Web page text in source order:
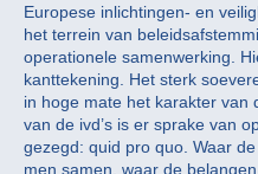
Europese inlichtingen- en
het terrein van
operationele samenwerking.
kanttekening. Het sterk
in hoge mate het karakter van
van de ivd’s is er sprake van
gezegd: quid pro quo. Waar
men samen, waar de